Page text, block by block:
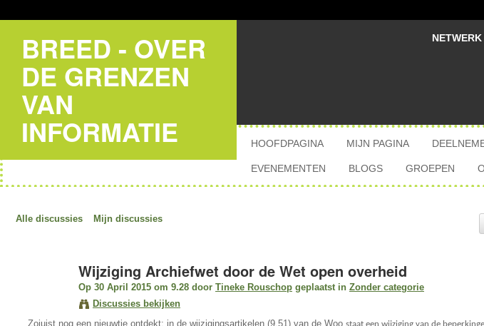
BREED - OVER
DE GRENZEN
VAN
INFORMATIE HOOFDPAGINA MIJN PAGINA
EVENEMENTEN BLOGS GROEPEN
Alle discussies Mijn discussies
Wijziging Archiefwet door de Wet open overheid
Op 30 April 2015 om 9.28 door Tineke Rouschop geplaatst in Zonder categorie
Discussies bekijken
Zojuist nog een nieuwtje ontdekt: in de wijzigingsartikelen (9.51) van de Woo